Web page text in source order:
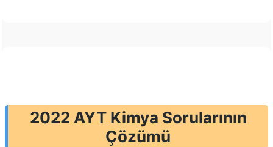
2022 AYT Kimya Sorularının
Çözümü